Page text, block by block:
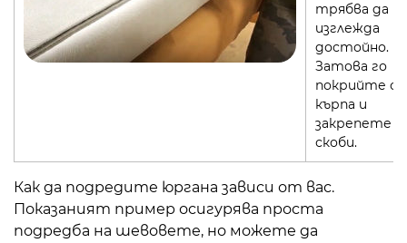
трябва да
изглежда
достойно.
Затова го
покрийте с
кърпа и
закрепете
скоби.
Как да подредите юргана зависи от вас.
Показаният пример осигурява проста
подредба на шевовете, но можете да